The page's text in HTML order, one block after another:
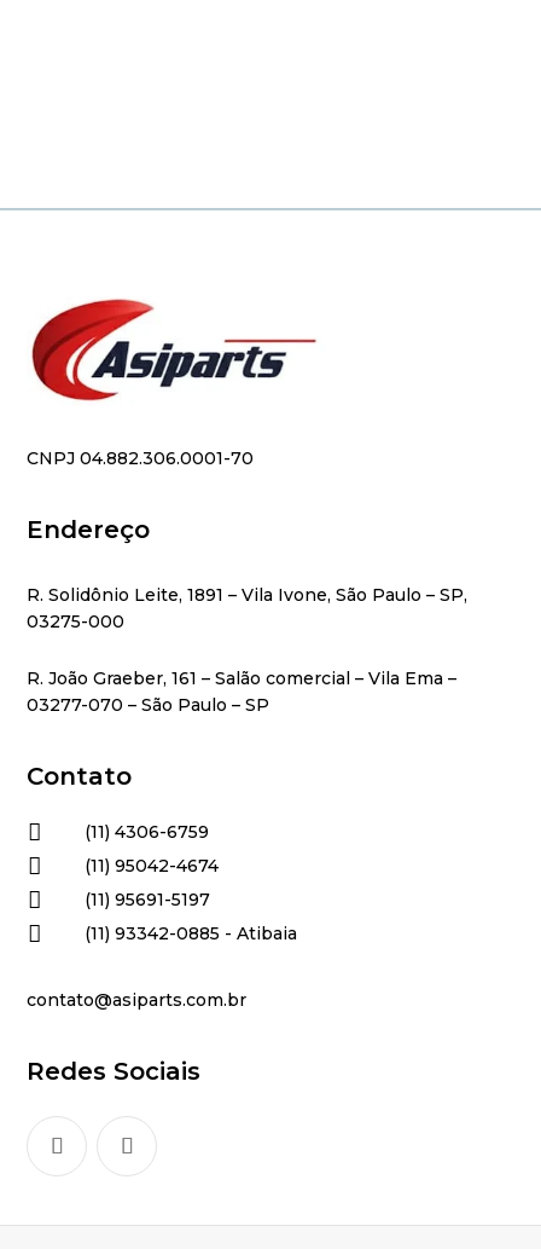
CNPJ 04.882.306.0001-70
Endereço
R. Solidônio Leite, 1891 – Vila Ivone, São Paulo – SP,
03275-000
R. João Graeber, 161 – Salão comercial – Vila Ema –
03277-070 – São Paulo – SP
Contato
 (11) 4306-6759
 (11) 95042-4674
 (11) 95691-5197
 (11) 93342-0885 - Atibaia
contato@asiparts.com.br
Redes Sociais